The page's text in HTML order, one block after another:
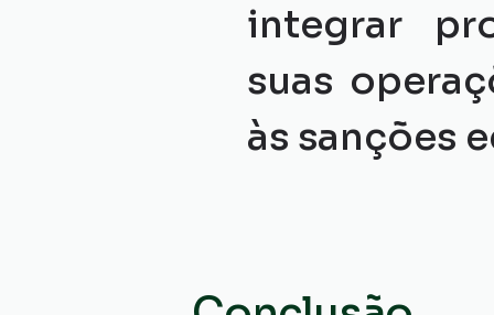
integrar
suas
às sanções